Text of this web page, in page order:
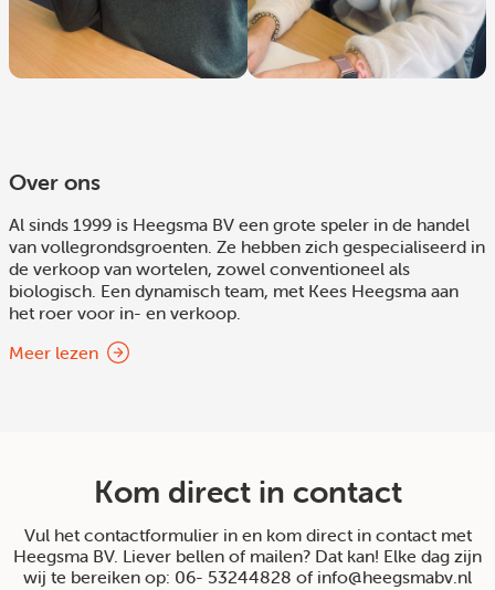
Over ons
Al sinds 1999 is Heegsma BV een grote speler in de handel
van vollegrondsgroenten. Ze hebben zich gespecialiseerd in
de verkoop van wortelen, zowel conventioneel als
biologisch. Een dynamisch team, met Kees Heegsma aan
het roer voor in- en verkoop.
Meer lezen
Kom direct in contact
Vul het contactformulier in en kom direct in contact met
Heegsma BV. Liever bellen of mailen? Dat kan! Elke dag zijn
wij te bereiken op: 06- 53244828 of info@heegsmabv.nl